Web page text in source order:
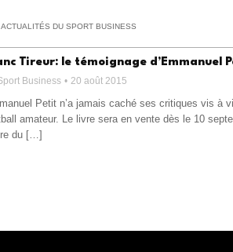
DU SPORT BUSINESS
Tireur: le témoignage d’Emmanuel
Business 20 août 2015
Petit n’a jamais caché ses critiques vis à
amateur. Le livre sera en vente dès le 10
du […]